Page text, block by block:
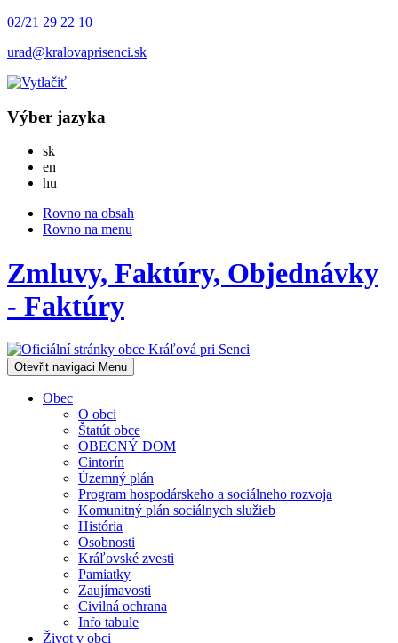
02/21 29 22 10
urad@kralovaprisenci.sk
Výber jazyka
skSlovensky
en
hu
Rovno na obsah
Rovno na menu
Zmluvy, Faktúry, Objednávky
- Faktúry
Otevřit navigaci Menu
Obec
O obci
Štatút obce
OBECNÝ DOM
Cintorín
Územný plán
Program hospodárskeho a sociálneho rozvoja
Komunitný plán sociálnych služieb
História
Osobnosti
Kráľovské zvesti
Pamiatky
Zaujímavosti
Civilná ochrana
Info tabule
Život v obci